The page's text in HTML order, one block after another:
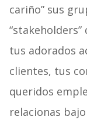
cariño” sus
tus adorados
clientes, tus
queridos
relacionas